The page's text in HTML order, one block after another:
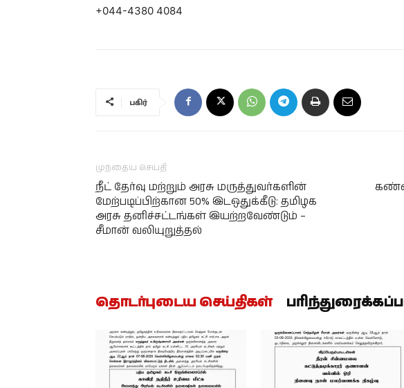
+044-4380 4084
பகிர்
முந்தைய செய்தி
நீட் தேர்வு மற்றும் அரசு மருத்துவர்களின்
மேற்படிப்பிற்கான 50% இடஒதுக்கீடு: தமிழக
அரசு தனிச்சட்டங்கள் இயற்றவேண்டும் –
சீமான் வலியுறுத்தல்
தொடர்புடைய செய்திகள்